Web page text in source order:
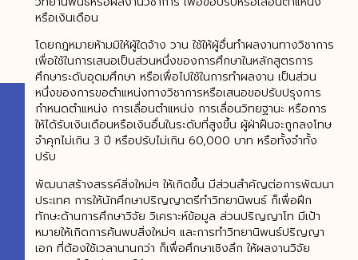
หรือเงินเดือน
โดยกฎหมายห้ามมิให้ผู้ใดจ้าง วาน ใช้ให้ผู้อื่นทำผลงานทางวิชาการ
เพื่อใช้ในการเสนอเป็นส่วนหนึ่งของการศึกษาในหลักสูตรการ
ศึกษาระดับอุดมศึกษา หรือเพื่อไปใช้ในการทำผลงาน เป็นส่วน
หนึ่งของการขอตำแหน่งทางวิชาการหรือเสนอขอปรับปรุงการ
กำหนดตำแหน่ง การเลื่อนตำแหน่ง การเลื่อนวิทยฐานะ หรือการ
ให้ได้รับเงินเดือนหรือเงินอื่นในระดับที่สูงขึ้น ผู้ฝ่าฝืนจะถูกลงโทษ
จำคุกไม่เกิน 3 ปี หรือปรับไม่เกิน 60,000 บาท หรือทั้งจำทั้ง
ปรับ
พัฒนาสร้างสรรค์สิ่งใหม่ๆ ให้เกิดขึ้น มีส่วนสำคัญต่อการพัฒนา
ประเทศ การให้นักศึกษาปริญญาตรีทำวิทยานิพนธ์ ก็เพื่อฝึก
ทักษะด้านการศึกษาวิจัย วิเคราะห์ข้อมูล ส่วนปริญญาโท มีเป้า
หมายให้เกิดการค้นพบสิ่งใหม่ๆ และการทำวิทยานิพนธ์ปริญญา
เอก ที่ต้องใช้เวลานานกว่า ก็เพื่อศึกษาเชิงลึก ให้ผลงานวิจัย